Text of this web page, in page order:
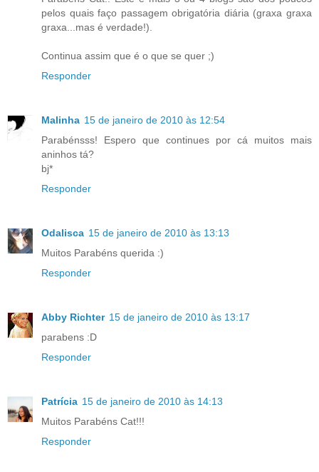
pelos quais faço passagem obrigatória diária (graxa graxa
graxa...mas é verdade!).
Continua assim que é o que se quer ;)
Responder
Malinha 15 de janeiro de 2010 às 12:54
Parabénsss! Espero que continues por cá muitos mais
aninhos tá?
bj*
Responder
Odalisca 15 de janeiro de 2010 às 13:13
Muitos Parabéns querida :)
Responder
Abby Richter 15 de janeiro de 2010 às 13:17
parabens :D
Responder
Patrícia 15 de janeiro de 2010 às 14:13
Muitos Parabéns Cat!!!
Responder